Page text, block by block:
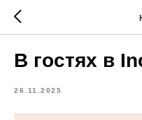
В гостях в
26.11.2025